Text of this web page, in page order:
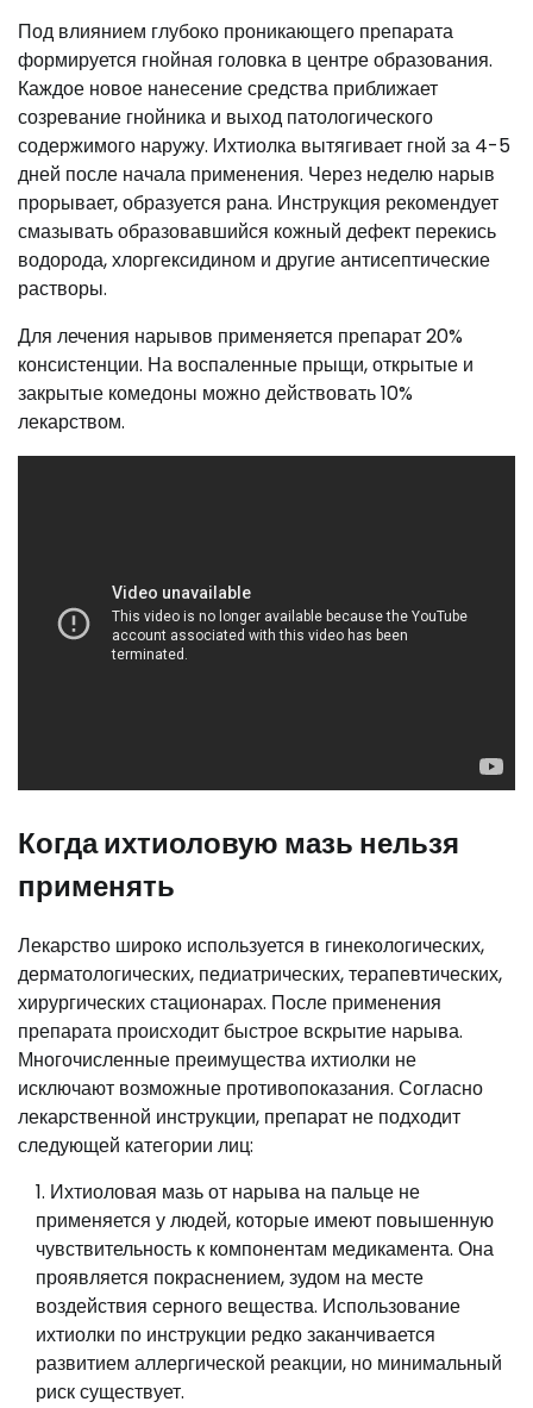
Под влиянием глубоко проникающего препарата
формируется гнойная головка в центре образования.
Каждое новое нанесение средства приближает
созревание гнойника и выход патологического
содержимого наружу. Ихтиолка вытягивает гной за 4-5
дней после начала применения. Через неделю нарыв
прорывает, образуется рана. Инструкция рекомендует
смазывать образовавшийся кожный дефект перекись
водорода, хлоргексидином и другие антисептические
растворы.
Для лечения нарывов применяется препарат 20%
консистенции. На воспаленные прыщи, открытые и
закрытые комедоны можно действовать 10%
лекарством.
Когда ихтиоловую мазь нельзя
применять
Лекарство широко используется в гинекологических,
дерматологических, педиатрических, терапевтических,
хирургических стационарах. После применения
препарата происходит быстрое вскрытие нарыва.
Многочисленные преимущества ихтиолки не
исключают возможные противопоказания. Согласно
лекарственной инструкции, препарат не подходит
следующей категории лиц:
Ихтиоловая мазь от нарыва на пальце не
применяется у людей, которые имеют повышенную
чувствительность к компонентам медикамента. Она
проявляется покраснением, зудом на месте
воздействия серного вещества. Использование
ихтиолки по инструкции редко заканчивается
развитием аллергической реакции, но минимальный
риск существует.